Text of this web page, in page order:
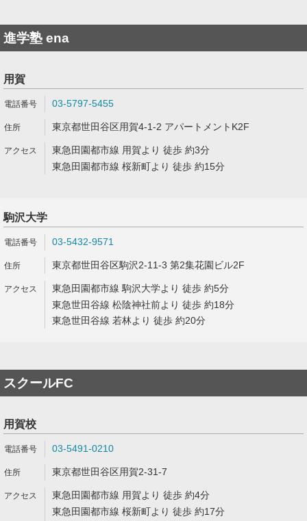
進学塾 ena
用賀
03-5797-5455
東京都世田谷区用賀4-1-2 アパートメントK2F
東急田園都市線 用賀より 徒歩 約3分
東急田園都市線 桜新町より 徒歩 約15分
駒沢大学
03-5432-9571
東京都世田谷区駒沢2-11-3 第2集花園ビル2F
東急田園都市線 駒沢大学より 徒歩 約5分
東急世田谷線 松陰神社前より 徒歩 約18分
東急世田谷線 若林より 徒歩 約20分
スクールFC
用賀校
03-5491-0210
東京都世田谷区用賀2-31-7
東急田園都市線 用賀より 徒歩 約4分
東急田園都市線 桜新町より 徒歩 約17分